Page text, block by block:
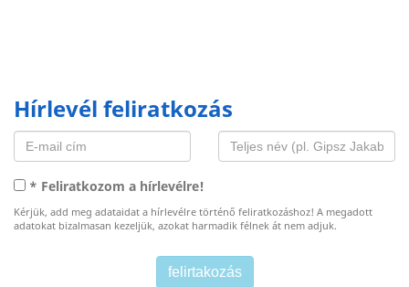
Hírlevél feliratkozás
* Feliratkozom a hírlevélre!
Kérjük, add meg adataidat a hírlevélre történő feliratkozáshoz! A megadott
adatokat bizalmasan kezeljük, azokat harmadik félnek át nem adjuk.